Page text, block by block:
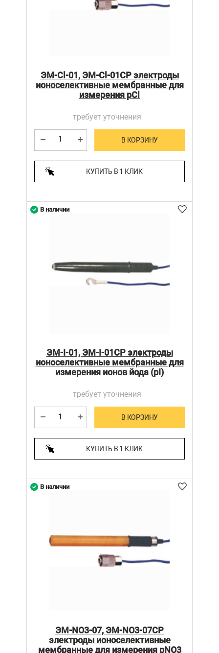
ЭМ-Cl-01, ЭМ-Cl-01СР электроды
ионоселективные мембранные для
измерения pCl
требует уточнения
В КОРЗИНУ
КУПИТЬ В 1 КЛИК
ЭМ-I-01, ЭМ-I-01СР электроды
ионоселективные мембранные для
измерения ионов йода (pI)
требует уточнения
В КОРЗИНУ
КУПИТЬ В 1 КЛИК
В наличии
ЭМ-NО3-07, ЭМ-NО3-07СР
электроды ионоселективные
мембранные для измерения pNO3
В наличии